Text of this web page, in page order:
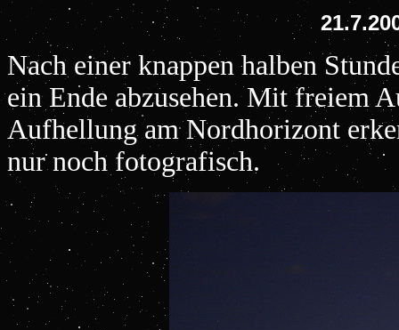
Nach einer knappen halben
ein Ende abzusehen. Mit freiem
Aufhellung am Nordhorizont
nur noch fotografisch.